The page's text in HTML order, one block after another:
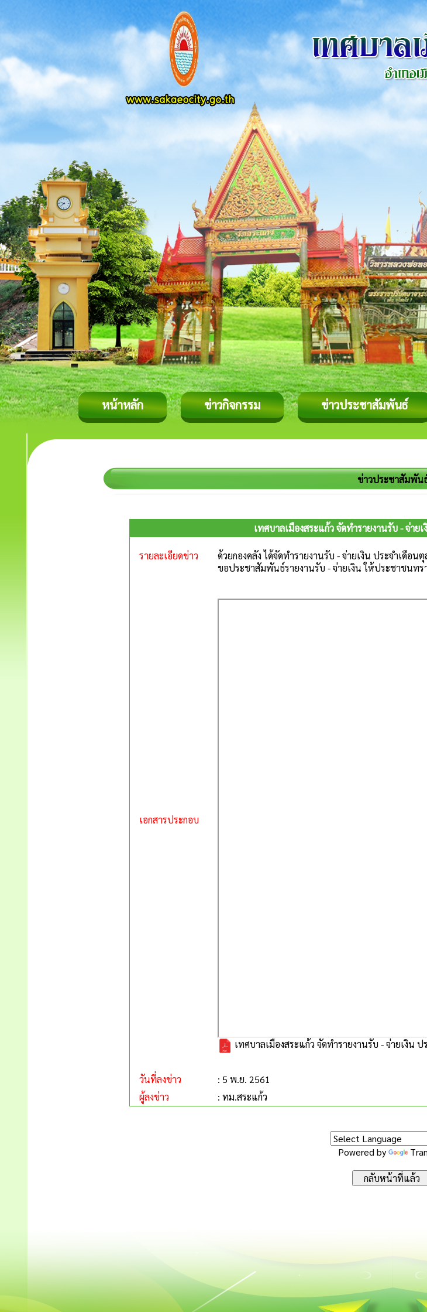
หน้าหลัก ข่าวกิจกรรม ข่าวประชาสัมพันธ์
ข่าวประชาสัมพัน
เทศบาลเมืองสระแก้ว จัดทำรายงานรับ - จ่าย
รายละเอียดข่าว ด้วยกองคลัง ได้จัดทำรายงานรับ - จ่ายเงิน ประจำเดือน
ขอประชาสัมพันธ์รายงานรับ - จ่ายเงิน ให้ประชาชนทร
เอกสารประกอบ
เทศบาลเมืองสระแก้ว จัดทำรายงานรับ - จ่ายเงิน
วันที่ลงข่าว
: 5 พ.ย. 2561
ผู้ลงข่าว
: ทม.สระแก้ว
Powered by